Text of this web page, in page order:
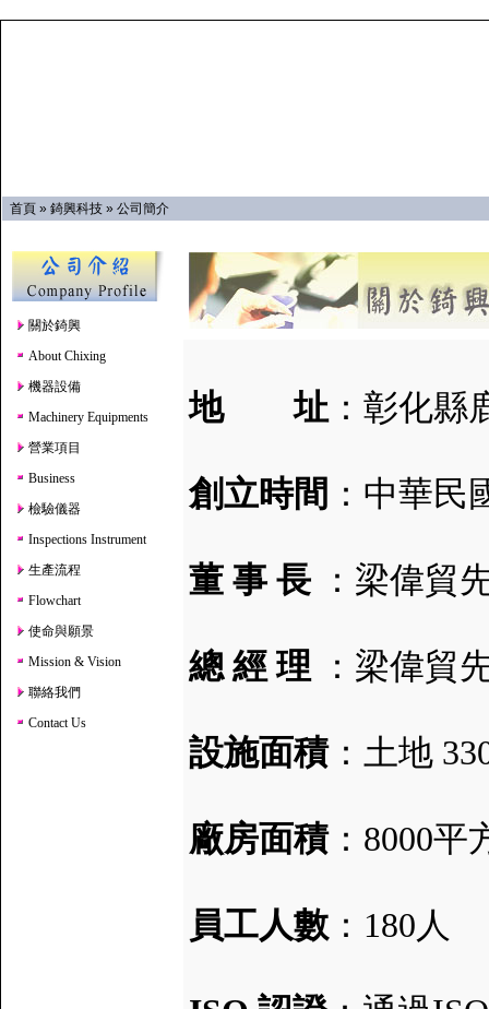
首頁 » 錡興科技 » 公司簡介
關於錡興
About Chixing
機器設備
Machinery Equipments
營業項目
Business
檢驗儀器
Inspections Instrument
生產流程
Flowchart
使命與願景
Mission & Vision
聯絡我們
Contact Us
地 址：彰化縣
創立時間 ：中華民
董 事 長 ：梁偉貿
總 經 理 ：梁偉貿
設施面積：土地
廠房面積：8000平
員工人數 ：180人